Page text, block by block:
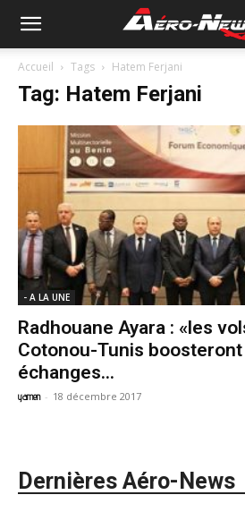
Accueil Tags Hatem Ferjani
Tag: Hatem Ferjani
- A LA UNE
Radhouane Ayara : «les
Cotonou-Tunis
échanges...
yamen - 18 décembre 2017
Dernières Aéro-News